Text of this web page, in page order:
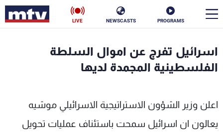
PROGRAMS
NEWSCASTS
LIVE
اسرائيل تفرج عن اموال السلطة
الفلسطينية المجمدة لديها
اعلن وزير الشؤون الاستراتيجية الاسرائيلي موشيه
يعالون ان اسرائيل سمحت باستئناف عمليات تحويل
الأخبار